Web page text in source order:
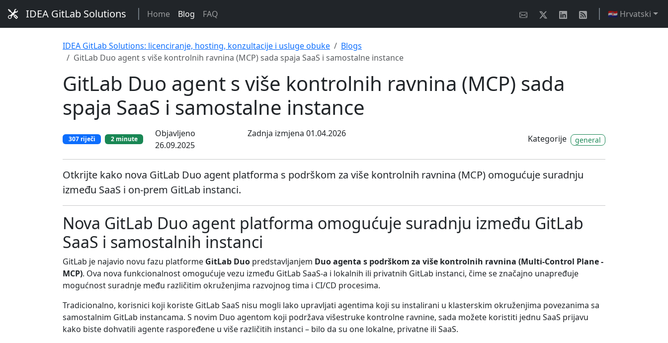
IDEA GitLab Solutions Home Blog FAQ 🇭🇷 Hrvatski
IDEA GitLab Solutions: licenciranje, hosting, konzultacije i usluge obuke
Blogs
GitLab Duo agent s više kontrolnih ravnina (MCP) sada spaja SaaS i samostalne instance
GitLab Duo agent s više kontrolnih ravnina (MCP) sada
spaja SaaS i samostalne instance
307 riječi 2 minute
Objavljeno
26.09.2025
Zadnja izmjena 01.04.2026
Kategorije general
Otkrijte kako nova GitLab Duo agent platforma s podrškom za više kontrolnih ravnina (MCP) omogućuje suradnju
između SaaS i on-prem GitLab instanci.
Nova GitLab Duo agent platforma omogućuje suradnju između GitLab
SaaS i samostalnih instanci
GitLab je najavio novu fazu platforme GitLab Duo predstavljanjem Duo agenta s podrškom za više kontrolnih ravnina (Multi-Control Plane -
MCP). Ova nova funkcionalnost omogućuje vezu između GitLab SaaS-a i lokalnih ili privatnih GitLab instanci, čime se značajno unapređuje
mogućnost suradnje među različitim okruženjima razvojnog tima i CI/CD procesima.
Tradicionalno, korisnici koji koriste GitLab SaaS nisu mogli lako upravljati agentima koji su instalirani u klasterskim okruženjima povezanima sa
samostalnim GitLab instancama. S novim Duo agentom koji podržava višestruke kontrolne ravnine, sada možete koristiti jednu SaaS prijavu
kako biste dohvatili agente raspoređene u više različitih instanci – bilo da su one lokalne, privatne ili SaaS.